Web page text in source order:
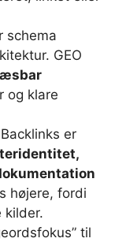
schema
GEO
og klare
Backlinks er
højere, fordi
kilder.
til